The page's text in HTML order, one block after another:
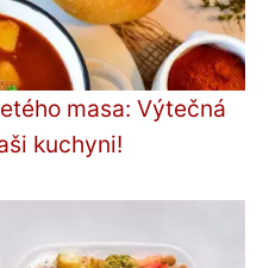
masa: Výtečná
kuchyni!